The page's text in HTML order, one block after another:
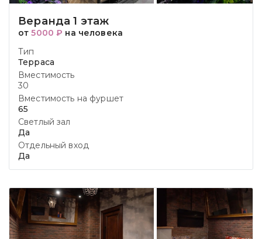
Веранда 1 этаж
от5000 ₽ на человека
Тип
Терраса
Вместимость
30
Вместимость на фуршет
65
Светлый зал
Да
Отдельный вход
Да